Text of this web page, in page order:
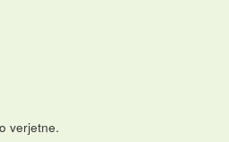
verjetne.